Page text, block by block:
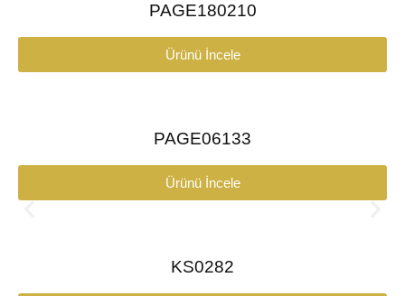
PAGE180210
Ürünü İncele
PAGE06133
Ürünü İncele
KS0282